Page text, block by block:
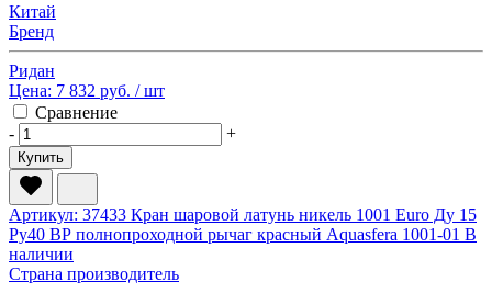
Китай
Бренд
Ридан
Цена: 7 832 руб. / шт
Сравнение
-
+
Купить
Артикул: 37433 Кран шаровой латунь никель 1001 Euro Ду 15
Ру40 ВР полнопроходной рычаг красный Aquasfera 1001-01 В
наличии
Страна производитель